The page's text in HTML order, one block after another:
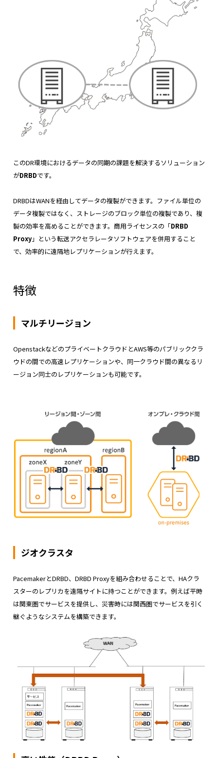
このDR環境におけるデータの同期の課題を解決するソリューション
がDRBDです。
DRBDはWANを経由してデータの複製ができます。ファイル単位の
データ複製ではなく、ストレージのブロック単位の複製であり、複
製の効率を高めることができます。 商用ライセンスの「DRBD
Proxy」という転送アクセラレータソフトウェアを併用すること
で、効率的に遠隔地レプリケーションが行えます。
特徴
マルチリージョン
OpenstackなどのプライベートクラウドとAWS等のパブリッククラ
ウドの間での高速レプリケーションや、同一クラウド間の異なるリ
ージョン同士のレプリケーションも可能です。
ジオクラスタ
PacemakerとDRBD、DRBD Proxyを組み合わせることで、HAクラ
スターのレプリカを遠隔サイトに持つことができます。例えば平時
は関東圏でサービスを提供し、災害時には関西圏でサービスを引く
継ぐようなシステムを構築できます。